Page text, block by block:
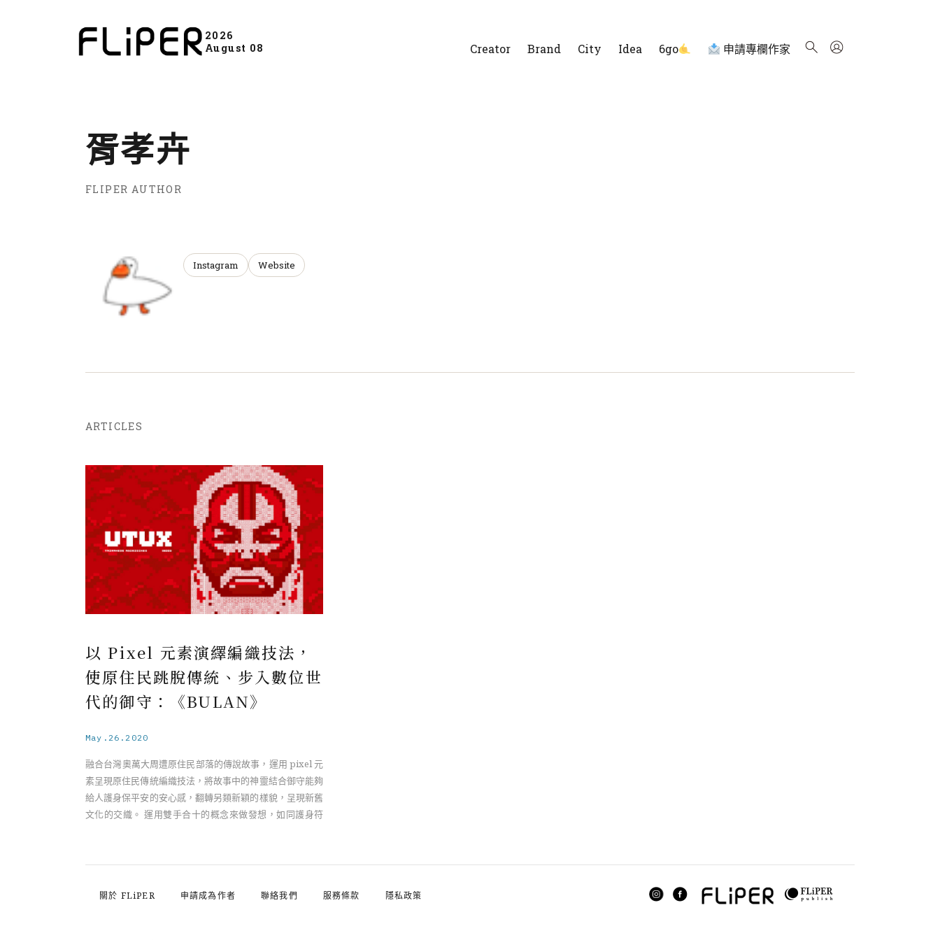
2026
August 08
Creator Brand City Idea 6go 申請專欄作家
胥孝卉
FLIPER AUTHOR
Instagram Website
ARTICLES
以 Pixel 元素演繹編織技法，
使原住民跳脫傳統、步入數位世
代的御守：《BULAN》
May.26.2020
融合台灣奧萬大周遭原住民部落的傳說故事，運用 pixel 元
素呈現原住民傳統編織技法，將故事中的神靈結合御守能夠
給人護身保平安的安心感，翻轉另類新穎的樣貌，呈現新舊
文化的交織。 運用雙手合十的概念來做發想，如同護身符
關於 FLiPER 申請成為作者 聯絡我們 服務條款 隱私政策